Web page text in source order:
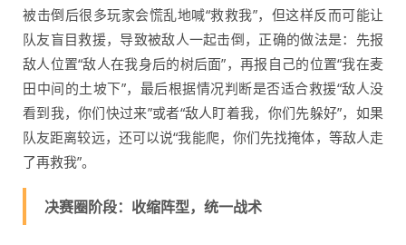
被击倒后很多玩家会慌乱地喊“救救我”，但这样反而可能让
队友盲目救援，导致被敌人一起击倒，正确的做法是：先报
敌人位置“敌人在我身后的树后面”，再报自己的位置“我在麦
田中间的土坡下”，最后根据情况判断是否适合救援“敌人没
看到我，你们快过来”或者“敌人盯着我，你们先躲好”，如果
队友距离较远，还可以说“我能爬，你们先找掩体，等敌人走
了再救我”。
决赛圈阶段：收缩阵型，统一战术